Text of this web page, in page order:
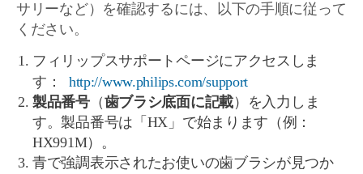
サリーなど）を確認するには、以下の手順に従って
ください。
フィリップスサポートページにアクセスしま
す：
http://www.philips.com/support
製品番号（歯ブラシ底面に記載）を入力しま
す。製品番号は「HX」で始まります（例：
HX991M）。
青で強調表示されたお使いの歯ブラシが見つか